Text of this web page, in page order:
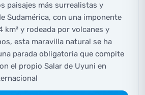
paisajes más surrealistas y
Sudamérica, con una imponente
km² y rodeada por volcanes y
esta maravilla natural se ha
parada obligatoria que compite
el propio Salar de Uyuni en